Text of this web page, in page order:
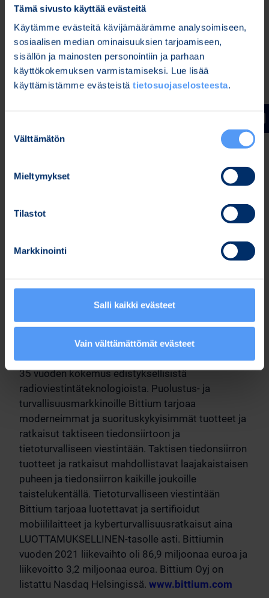
Tämä sivusto käyttää evästeitä
Käytämme evästeitä kävijämäärämme analysoimiseen,
sosiaalisen median ominaisuuksien tarjoamiseen,
sisällön ja mainosten personointiin ja parhaan
käyttökokemuksen varmistamiseksi. Lue lisää
käyttämistämme evästeistä tietosuojaselosteesta.
valinta
Välttämätön
Mieltymykset
Tilastot
Markkinointi
Salli kaikki evästeet
Vain välttämättömät evästeet
kuuluvat muun muassa lukuisat salaukseen ja
tunnistukseen liittyvät ominaisuudet, luvattoman
laitteeseen kajoamisen tunnistava tietoturva-alusta
sekä yksityisyyskytkin, jolla voi yhdellä napin
painalluksella kytkeä pois käytöstä mikrofonit,
kameran, Bluetooth-yhteyden, ja heikentää
www.toughmobile2.bittium.com
Lisätietoja:
Defense & Security -tuote- ja palvelualueen johtaja
Jakelu:
Keskeiset tiedotusvälineet
Bittium - Defense & Security
Bittium on luotettava suomalainen yritys, jolla on yli
35 vuoden kokemus edistyksellisistä
radioviestintäteknologioista. Puolustus- ja
turvallisuusmarkkinoille Bittium tarjoaa
moderneimmat ja suorituskykyisimmät tuotteet ja
ratkaisut taktiseen tiedonsiirtoon ja
tietoturvalliseen viestintään. Taktisen tiedonsiirron
tuotteet ja ratkaisut mahdollistavat laajakaistaisen
puheen ja tiedonsiirron kaikille joukoille
taistelukentällä. Tietoturvalliseen viestintään
Bittium tarjoaa luotettavat ja sertifioidut
mobiililaitteet ja kyberturvallisuusratkaisut aina
LUOTTAMUKSELLINEN-tasolle asti. Bittiumin
vuoden 2021 liikevaihto oli 86,9 miljoonaa euroa ja
liikevoitto 3,2 miljoonaa euroa. Bittium Oyj on
listattu Nasdaq Helsingissä. www.bittium.com